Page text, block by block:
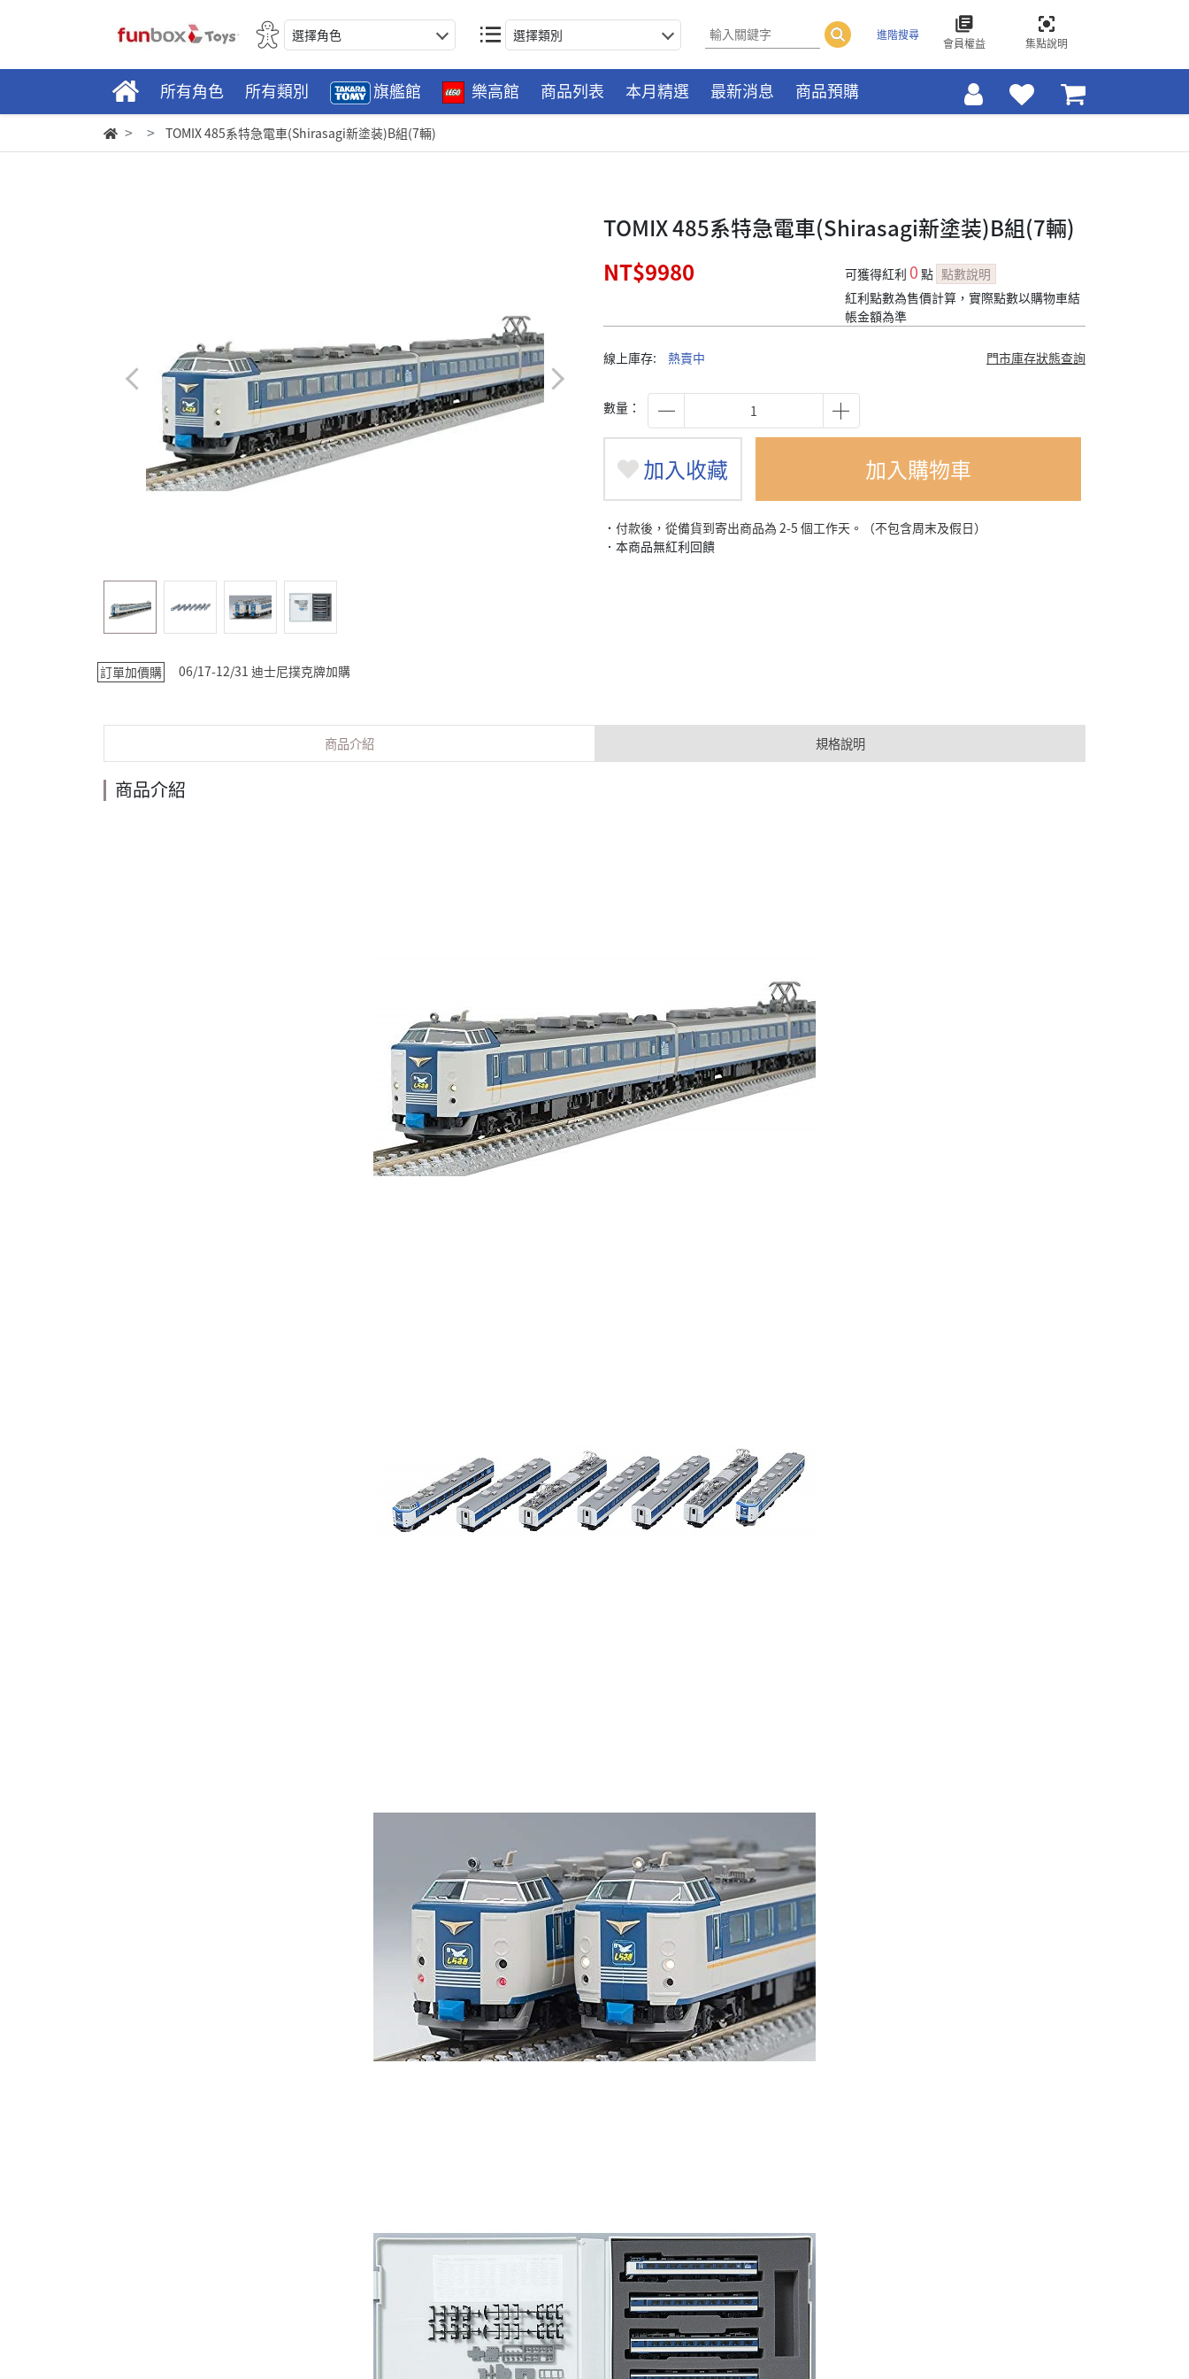
選擇角色 選擇類別 進階搜尋
會員權益 集點說明
所有角色 所有類別 旗艦館 樂高館 商品列表 本月精選 最新消息 商品預購
TOMIX 485系特急電車(Shirasagi新塗装)B組(7輛)
TOMIX 485系特急電車(Shirasagi新塗装)B組(7輛)
NT$9980
可獲得紅利 0 點 點數說明
紅利點數為售價計算，實際點數以購物車結
帳金額為準
線上庫存: 熱賣中 門市庫存狀態查詢
數量：
加入收藏 加入購物車
˙付款後，從備貨到寄出商品為 2-5 個工作天。（不包含周末及假日）
．本商品無紅利回饋
訂單加價購 06/17-12/31 迪士尼撲克牌加購
商品介紹 規格說明
商品介紹